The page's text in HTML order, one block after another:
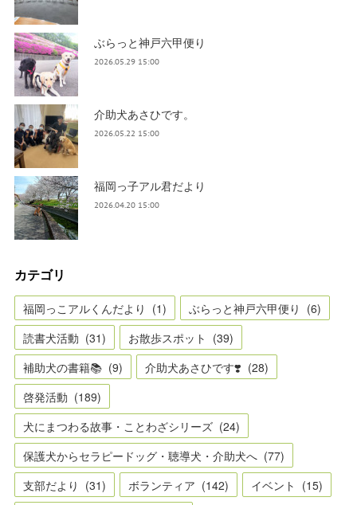
ぶらっと神戸六甲便り
2026.05.29 15:00
介助犬あさひです。
2026.05.22 15:00
福岡っ子アル君だより
2026.04.20 15:00
カテゴリ
福岡っこアルくんだより (1) ぶらっと神戸六甲便り (6)
読書犬活動 (31) お散歩スポット (39)
補助犬の書籍📚 (9) 介助犬あさひです❣️ (28)
啓発活動 (189)
犬にまつわる故事・ことわざシリーズ (24)
保護犬からセラピードッグ・聴導犬・介助犬へ (77)
支部だより (31) ボランティア (142) イベント (15)